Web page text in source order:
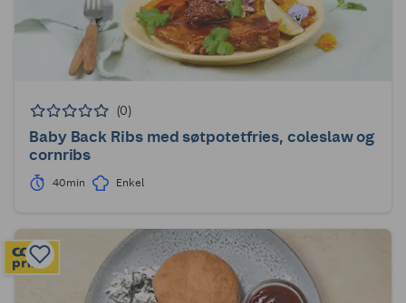
(0)
Baby Back Ribs med søtpotetfries, coleslaw og
cornribs
40min Enkel